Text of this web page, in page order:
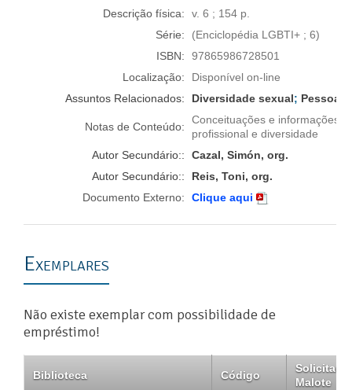
Descrição física:
v. 6 ; 154 p.
Série:
(Enciclopédia LGBTI+ ; 6)
ISBN:
97865986728501
Localização:
Disponível on-line
Assuntos Relacionados:
Diversidade sexual; Pessoas
Notas de Conteúdo:
Conceituações e informações
profissional e diversidade
Autor Secundário::
Cazal, Simón, org.
Autor Secundário::
Reis, Toni, org.
Documento Externo:
Clique aqui
Exemplares
Não existe exemplar com possibilidade de
empréstimo!
Biblioteca Código
Solicitar
Malote